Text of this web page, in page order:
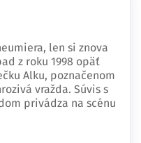
len si znova
z roku 1998 opäť
Alku, poznačenom
vražda. Súvis s
privádza na scénu